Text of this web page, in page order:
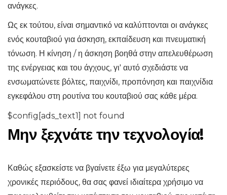
ανάγκες.
Ως εκ τούτου, είναι σημαντικό να καλύπτονται οι ανάγκες
ενός κουταβιού για άσκηση, εκπαίδευση και πνευματική
τόνωση. Η κίνηση / η άσκηση βοηθά στην απελευθέρωση
της ενέργειας και του άγχους, γι' αυτό σχεδιάστε να
ενσωματώνετε βόλτες, παιχνίδι, προπόνηση και παιχνίδια
εγκεφάλου στη ρουτίνα του κουταβιού σας κάθε μέρα.
$config[ads_text1] not found
Μην ξεχνάτε την τεχνολογία!
Καθώς εξασκείστε να βγαίνετε έξω για μεγαλύτερες
χρονικές περιόδους, θα σας φανεί ιδιαίτερα χρήσιμο να